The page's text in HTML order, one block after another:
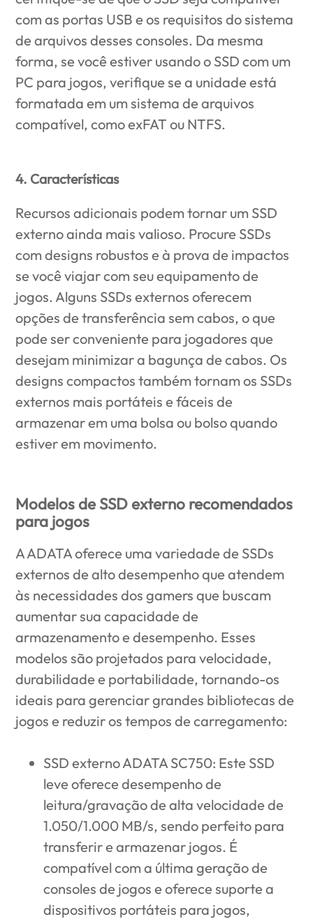
com as portas USB e os requisitos do sistema
de arquivos desses consoles. Da mesma
forma, se você estiver usando o SSD com um
PC para jogos, verifique se a unidade está
formatada em um sistema de arquivos
compatível, como exFAT ou NTFS.
4. Características
Recursos adicionais podem tornar um SSD
externo ainda mais valioso. Procure SSDs
com designs robustos e à prova de impactos
se você viajar com seu equipamento de
jogos. Alguns SSDs externos oferecem
opções de transferência sem cabos, o que
pode ser conveniente para jogadores que
desejam minimizar a bagunça de cabos. Os
designs compactos também tornam os SSDs
externos mais portáteis e fáceis de
armazenar em uma bolsa ou bolso quando
estiver em movimento.
Modelos de SSD externo recomendados
para jogos
A ADATA oferece uma variedade de SSDs
externos de alto desempenho que atendem
às necessidades dos gamers que buscam
aumentar sua capacidade de
armazenamento e desempenho. Esses
modelos são projetados para velocidade,
durabilidade e portabilidade, tornando-os
ideais para gerenciar grandes bibliotecas de
jogos e reduzir os tempos de carregamento:
SSD externo ADATA SC750: Este SSD
leve oferece desempenho de
leitura/gravação de alta velocidade de
1.050/1.000 MB/s, sendo perfeito para
transferir e armazenar jogos. É
compatível com a última geração de
consoles de jogos e oferece suporte a
dispositivos portáteis para jogos,